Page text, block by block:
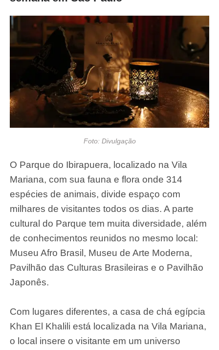
Foto: Divulgação
O Parque do Ibirapuera, localizado na Vila
Mariana, com sua fauna e flora onde 314
espécies de animais, divide espaço com
milhares de visitantes todos os dias. A parte
cultural do Parque tem muita diversidade, além
de conhecimentos reunidos no mesmo local:
Museu Afro Brasil, Museu de Arte Moderna,
Pavilhão das Culturas Brasileiras e o Pavilhão
Japonês.
Com lugares diferentes, a casa de chá egípcia
Khan El Khalili está localizada na Vila Mariana,
o local insere o visitante em um universo